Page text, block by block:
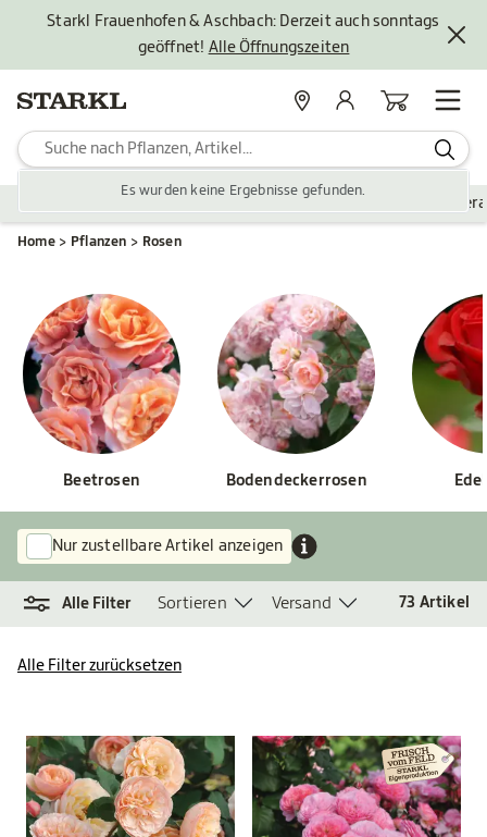
Starkl Frauenhofen & Aschbach: Derzeit auch sonntags
geöffnet! Alle Öffnungszeiten
Es wurden keine Ergebnisse gefunden.
StandorteMein KontoWarenkorb
Zubehör Gartengestaltung
Home Pflanzen Rosen
Beetrosen Bodendeckerrosen
Nur zustellbare Artikel anzeigen
Alle Filter Sortieren Versand 73 Artikel
Alle Filter zurücksetzen